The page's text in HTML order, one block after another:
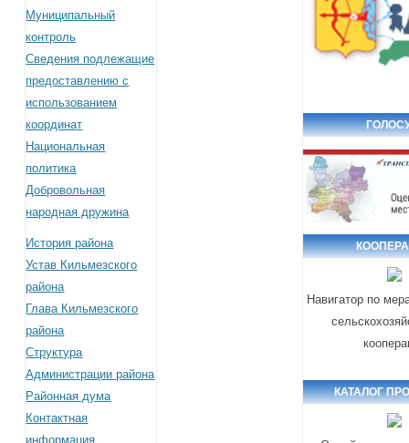
Муниципальный
контроль
Сведения подлежащие
предоставлению с
использованием
координат
Национальная
политика
Добровольная
народная дружина
История района
Устав Кильмезского
района
Глава Кильмезского
района
Структура
Администрации района
Районная дума
Контактная
информация
Навигатор по
КАТАЛОГ